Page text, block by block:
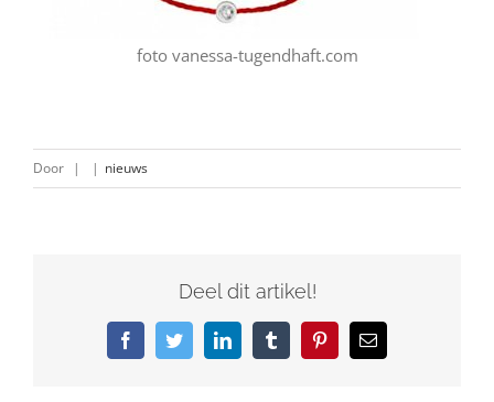
foto vanessa-tugendhaft.com
Door | | nieuws
Deel dit artikel!
FacebookTwitterLinkedInTumblrPinterest
E-
mail